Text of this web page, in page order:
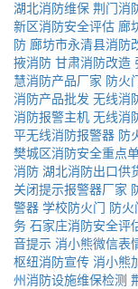
湖北消防维保 荆门消
新区消防安全评估 廊
防 廊坊市永清县消防
掖消防 甘肃消防改造
慧消防产品厂家 防火
消防产品批发 无线消
消防报警主机 无线消
平无线消防报警器 防
樊城区消防安全重点
消防 湖北消防出口供
关闭提示报警器厂家
警器 学校防火门 防
务 石家庄消防安全评
音提示 消小熊微信表
枢纽消防宣传 消小熊
州消防设施维保检测